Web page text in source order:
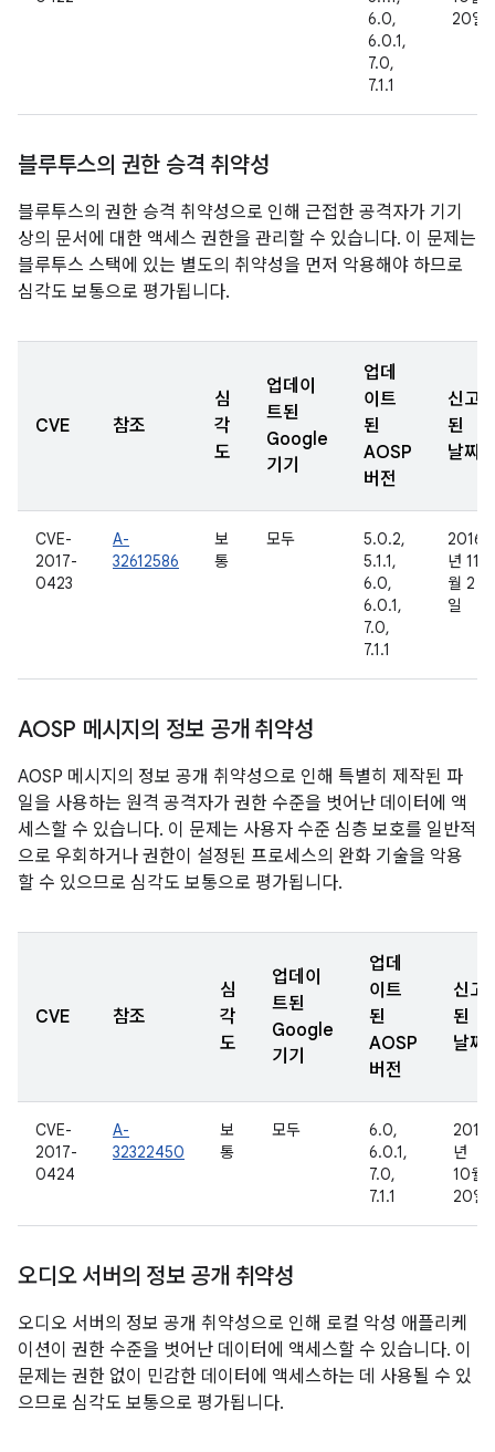
6.0,
6.0.1,
7.0,
7.1.1
20일
블루투스의 권한 승격 취약성
블루투스의 권한 승격 취약성으로 인해 근접한 공격자가 기기
상의 문서에 대한 액세스 권한을 관리할 수 있습니다. 이 문제는
블루투스 스택에 있는 별도의 취약성을 먼저 악용해야 하므로
심각도 보통으로 평가됩니다.
CVE 참조
심
각
도
업데이
트된
Google
기기
업데
이트
된
AOSP
버전
신고
된
날짜
CVE-
2017-
0423
A-
32612586
보
통
모두
5.0.2,
5.1.1,
6.0,
6.0.1,
7.0,
7.1.1
2016
년 11
월 2
일
AOSP 메시지의 정보 공개 취약성
AOSP 메시지의 정보 공개 취약성으로 인해 특별히 제작된 파
일을 사용하는 원격 공격자가 권한 수준을 벗어난 데이터에 액
세스할 수 있습니다. 이 문제는 사용자 수준 심층 보호를 일반적
으로 우회하거나 권한이 설정된 프로세스의 완화 기술을 악용
할 수 있으므로 심각도 보통으로 평가됩니다.
CVE 참조
심
각
도
업데이
트된
Google
기기
업데
이트
된
AOSP
버전
신고
된
날짜
CVE-
2017-
0424
A-
32322450
보
통
모두
6.0,
6.0.1,
7.0,
7.1.1
2016
년
10월
20일
오디오 서버의 정보 공개 취약성
오디오 서버의 정보 공개 취약성으로 인해 로컬 악성 애플리케
이션이 권한 수준을 벗어난 데이터에 액세스할 수 있습니다. 이
문제는 권한 없이 민감한 데이터에 액세스하는 데 사용될 수 있
으므로 심각도 보통으로 평가됩니다.